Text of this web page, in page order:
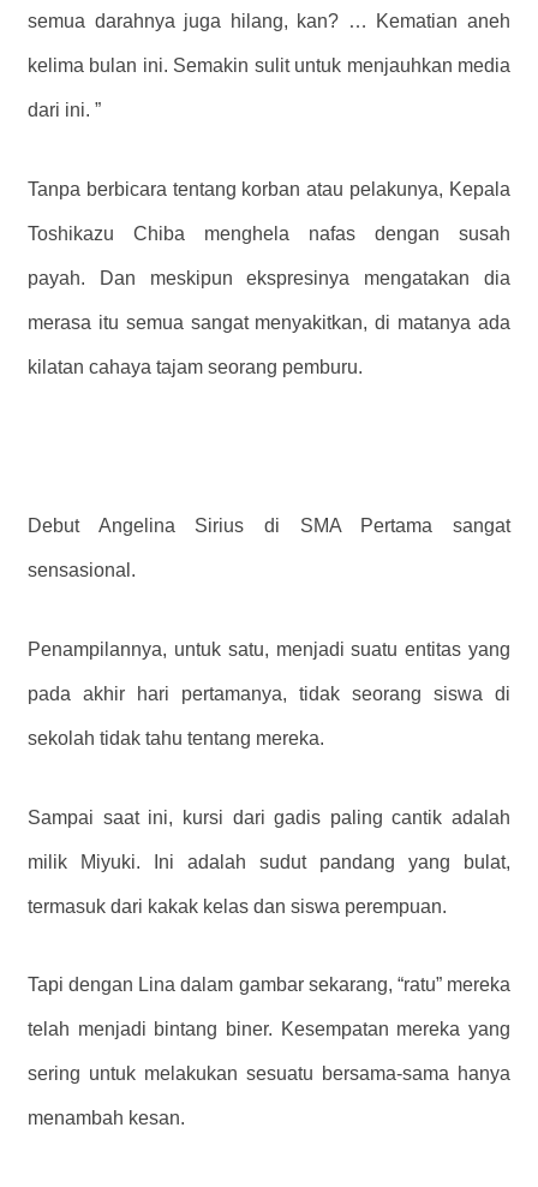
semua darahnya juga hilang, kan? … Kematian aneh
kelima bulan ini. Semakin sulit untuk menjauhkan media
dari ini. ”
Tanpa berbicara tentang korban atau pelakunya, Kepala
Toshikazu Chiba menghela nafas dengan susah
payah. Dan meskipun ekspresinya mengatakan dia
merasa itu semua sangat menyakitkan, di matanya ada
kilatan cahaya tajam seorang pemburu.
Debut Angelina Sirius di SMA Pertama sangat
sensasional.
Penampilannya, untuk satu, menjadi suatu entitas yang
pada akhir hari pertamanya, tidak seorang siswa di
sekolah tidak tahu tentang mereka.
Sampai saat ini, kursi dari gadis paling cantik adalah
milik Miyuki. Ini adalah sudut pandang yang bulat,
termasuk dari kakak kelas dan siswa perempuan.
Tapi dengan Lina dalam gambar sekarang, “ratu” mereka
telah menjadi bintang biner. Kesempatan mereka yang
sering untuk melakukan sesuatu bersama-sama hanya
menambah kesan.